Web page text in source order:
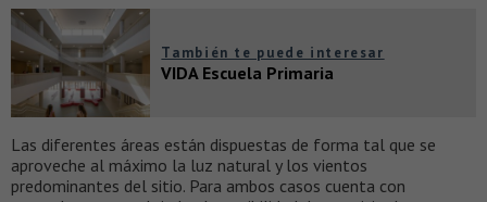
También te puede interesar
VIDA Escuela Primaria
Las diferentes áreas están dispuestas de forma tal que se
aproveche al máximo la luz natural y los vientos
predominantes del sitio. Para ambos casos cuenta con